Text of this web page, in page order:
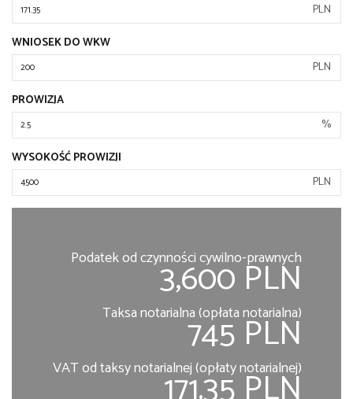
PLN
WNIOSEK DO WKW
PLN
PROWIZJA
%
WYSOKOŚĆ PROWIZJI
PLN
Podatek od czynności cywilno-prawnych
3,600 PLN
Taksa notarialna (opłata notarialna)
745 PLN
VAT od taksy notarialnej (opłaty notarialnej)